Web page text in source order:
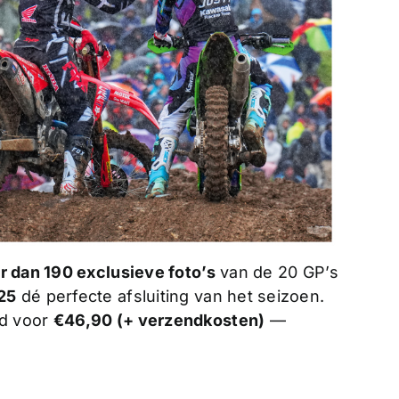
dan 190 exclusieve foto’svan de 20 GP’s
dé perfecte afsluiting van het seizoen.
voor €46,90 (+ verzendkosten) —